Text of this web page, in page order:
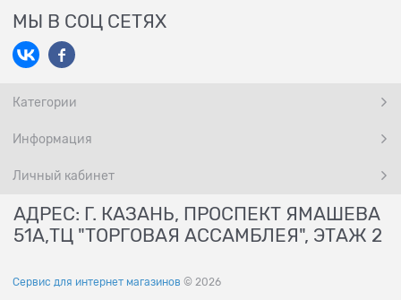
МЫ В СОЦ СЕТЯХ
Категории
Информация
Личный кабинет
АДРЕС: Г. КАЗАНЬ, ПРОСПЕКТ ЯМАШЕВА
51А,ТЦ "ТОРГОВАЯ АССАМБЛЕЯ", ЭТАЖ 2
Сервис для интернет магазинов © 2026